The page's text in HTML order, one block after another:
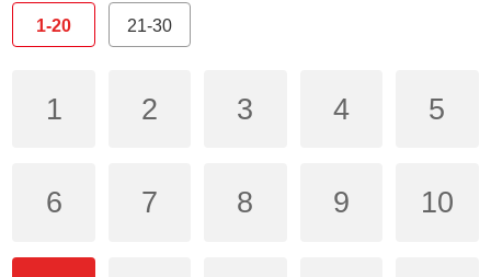
1-20 21-30
1 2 3 4 5
6 7 8 9 10